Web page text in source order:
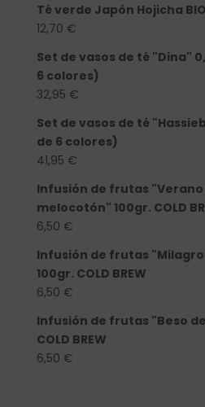
Té verde Japón Hojicha
12,70 €
Set de vasos de té "Dina"
6 colores)
32,95 €
Set de vasos de té
de 6 colores)
41,95 €
Infusión de frutas "Verano
melocotón" 100gr. COLD
6,50 €
Infusión de frutas "Milagro
100gr. COLD BREW
6,50 €
Infusión de frutas "Beso
COLD BREW
6,50 €